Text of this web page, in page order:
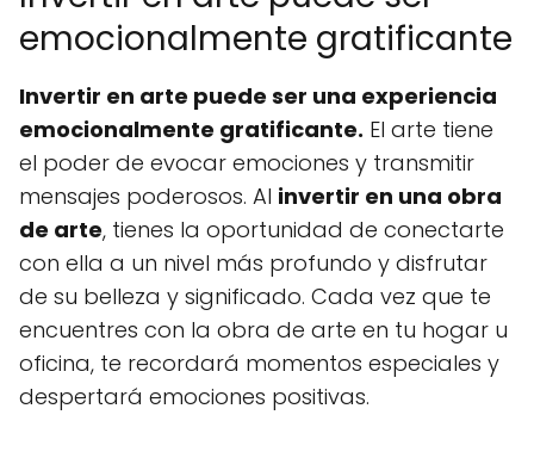
emocionalmente gratificante
Invertir en arte puede ser una experiencia
emocionalmente gratificante. El arte tiene
el poder de evocar emociones y transmitir
mensajes poderosos. Al invertir en una obra
de arte, tienes la oportunidad de conectarte
con ella a un nivel más profundo y disfrutar
de su belleza y significado. Cada vez que te
encuentres con la obra de arte en tu hogar u
oficina, te recordará momentos especiales y
despertará emociones positivas.